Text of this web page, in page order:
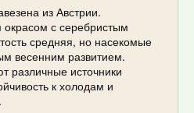
из Австрии.
с серебристым
средняя, но насекомые
весенним развитием.
различные источники
к холодам и